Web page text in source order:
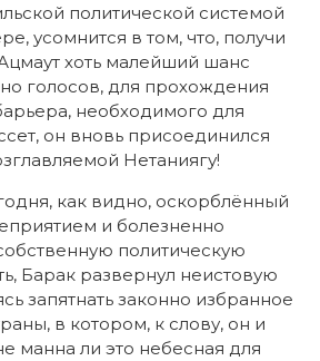
политической системой
усомнится в том, что, получи
хоть малейший шанс
голосов, для прохождения
необходимого для
он вновь присоединился
Нетаниягу!
как видно, оскорблённый
и болезненно
политическую
Барак развернул неистовую
запятнать законно избранное
в котором, к слову, он и
манна ли это небесная для